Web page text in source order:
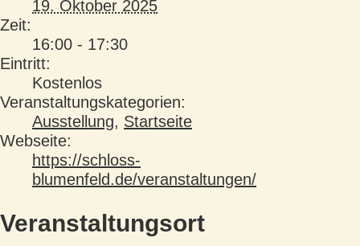
19. Oktober 2025
Zeit:
16:00 - 17:30
Eintritt:
Kostenlos
Veranstaltungskategorien:
Ausstellung, Startseite
Webseite:
https://schloss-
blumenfeld.de/veranstaltungen/
Veranstaltungsort